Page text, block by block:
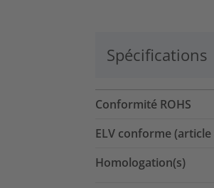
Spécifications
Conformité ROHS
ELV conforme (article
Homologation(s)